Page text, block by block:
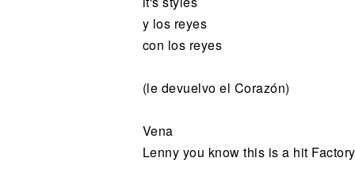
y los reyes
con los reyes
(le devuelvo el Corazón)
Vena
Lenny you know this is a hit Factory